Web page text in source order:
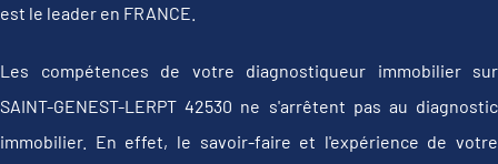
est le leader en FRANCE.
Les compétences de votre diagnostiqueur immobilier sur
SAINT-GENEST-LERPT 42530 ne s'arrêtent pas au diagnostic
immobilier. En effet, le savoir-faire et l'expérience de votre